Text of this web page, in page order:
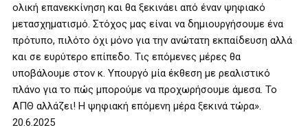
ολική επανεκκίνηση και θα ξεκινάει από έναν ψηφιακό
μετασχηματισμό. Στόχος μας είναι να δημιουργήσουμε ένα
πρότυπο, πιλότο όχι μόνο για την ανώτατη εκπαίδευση αλλά
και σε ευρύτερο επίπεδο. Τις επόμενες μέρες θα
υποβάλουμε στον κ. Υπουργό μία έκθεση με ρεαλιστικό
πλάνο για το πώς μπορούμε να προχωρήσουμε άμεσα. Το
ΑΠΘ αλλάζει! Η ψηφιακή επόμενη μέρα ξεκινά τώρα».
20.6.2025